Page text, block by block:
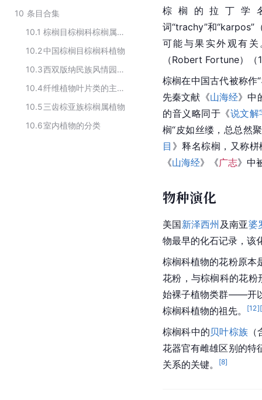
10 条目合集
10.1
棕榈目棕榈科棕榈属植物
10.2中国棕榈目棕榈科植物
10.3
西双版纳民族风情园中的植物标本
10.4
纤维植物叶片类的主要品种
10.5三齿棕亚族棕榈属植物
10.6室内植物的分类
棕榈的拉丁学
词“trachy”和“karpos”
可能与果实外观有关
（Robert Fortune）（
棕榈在中国古代被称作
先秦文献《山海经》中
的音义略同于《说文解
榈“皮如丝缕，总总然
目 》释名棕榈，又称栟
《山海经》《广志》中
物种演化
美国新泽西州 及南亚婆
物最早的化石记录，该
棕榈科植物的花粉原本
花粉，与棕榈科的花粉
始裸子植物类群——开
棕榈科植物的祖先。
[12][
棕榈科中的 贝叶棕族
花器官有雌雄区别的特
关系的关键。
[8]